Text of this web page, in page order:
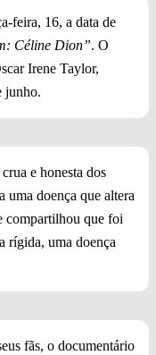
feira, 16, a data de
Céline Dion”. O
Irene Taylor,
junho.
e honesta dos
uma doença que altera
compartilhou que foi
rígida, uma doença
fãs, o documentário